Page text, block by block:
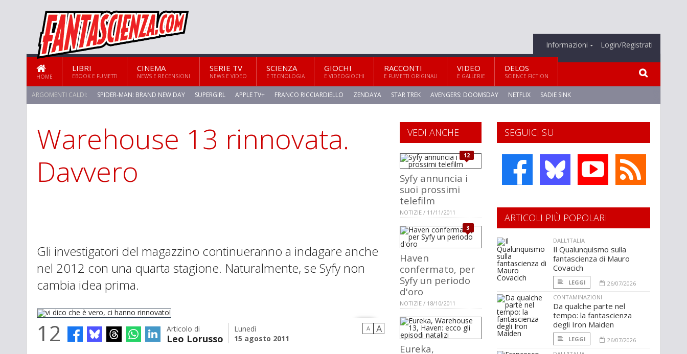
Informazioni Login/Registrati
HOME
LIBRI
EBOOK E FUMETTI
CINEMA
NEWS E RECENSIONI
SERIE TV
NEWS E VIDEO
SCIENZA
E TECNOLOGIA
GIOCHI
E VIDEOGIOCHI
RACCONTI
E FUMETTI ORIGINALI
VIDEO
E GALLERIE
DELOS
SCIENCE FICTION
ARGOMENTI CALDI: SPIDER-MAN: BRAND NEW DAY SUPERGIRL APPLE TV+ FRANCO RICCIARDIELLO ZENDAYA STAR TREK AVENGERS: DOOMSDAY NETFLIX SADIE SINK
STAR TREK: STRANGE NEW WORLDS
Warehouse 13 rinnovata.
Davvero
Gli investigatori del magazzino continueranno a indagare anche
nel 2012 con una quarta stagione. Naturalmente, se Syfy non
cambia idea prima.
12 Articolo di
Leo Lorusso
Lunedì
15 agosto 2011
A A
SEGUICI SU
VEDI ANCHE
12
Syfy annuncia i
suoi prossimi
telefilm
NOTIZIE / 11/11/2011
3
Haven
confermato, per
Syfy un periodo
d'oro
NOTIZIE / 18/10/2011
Eureka,
ARTICOLI PIÙ POPOLARI
DALL'ITALIA
Il Qualunquismo sulla
fantascienza di Mauro
Covacich
LEGGI
26/07/2026
CONTAMINAZIONI
Da qualche parte nel
tempo: la fantascienza
degli Iron Maiden
LEGGI
26/07/2026